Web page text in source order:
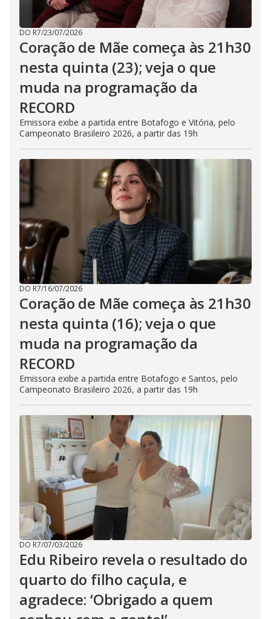
DO R7/23/07/2026
Coração de Mãe começa às 21h30
nesta quinta (23); veja o que
muda na programação da
RECORD
Emissora exibe a partida entre Botafogo e Vitória, pelo
Campeonato Brasileiro 2026, a partir das 19h
DO R7/16/07/2026
Coração de Mãe começa às 21h30
nesta quinta (16); veja o que
muda na programação da
RECORD
Emissora exibe a partida entre Botafogo e Santos, pelo
Campeonato Brasileiro 2026, a partir das 19h
DO R7/07/03/2026
Edu Ribeiro revela o resultado do
quarto do filho caçula, e
agradece: ‘Obrigado a quem